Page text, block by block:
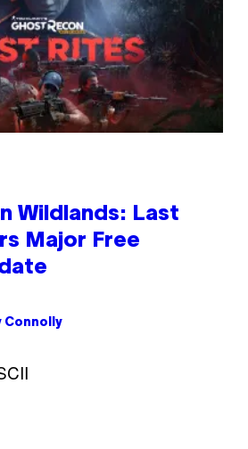
Wildlands: Last
Major Free
Connolly